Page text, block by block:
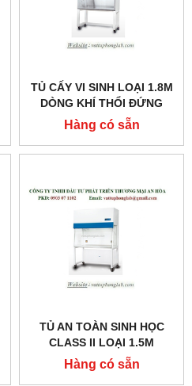
TỦ CẤY VI SINH LOẠI 1.8M
DÒNG KHÍ THỔI ĐỨNG
MODEL:LVC-6A1
Hàng có sẵn
TỦ AN TOÀN SINH HỌC
CLASS II LOẠI 1.5M
MODEL:AC2-5E1
Hàng có sẵn